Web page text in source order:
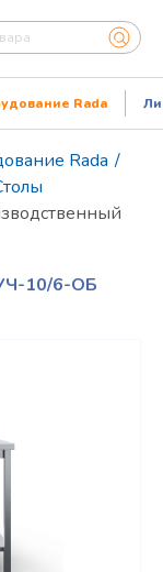
Rada
Rada /
10/6-ОБ